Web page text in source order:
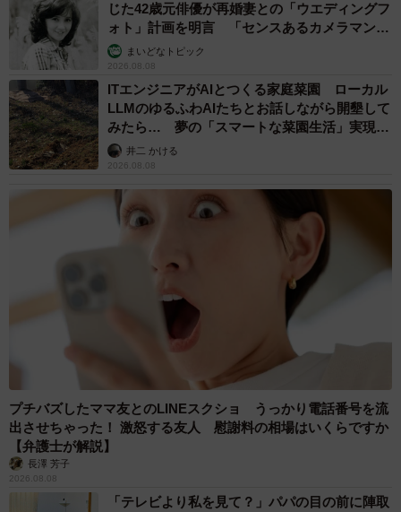
じた42歳元俳優が再婚妻との「ウエディングフ
ォト」計画を明言 「センスあるカメラマン求
む」まいどなトピック
2026.08.08
ITエンジニアがAIとつくる家庭菜園 ローカル
LLMのゆるふわAIたちとお話しながら開墾して
みたら… 夢の「スマートな菜園生活」実現な
るか井二 かける
2026.08.08
プチバズしたママ友とのLINEスクショ うっかり電話番号を流
出させちゃった！ 激怒する友人 慰謝料の相場はいくらですか
【弁護士が解説】
長澤 芳子
2026.08.08
「テレビより私を見て？」パパの目の前に陣取